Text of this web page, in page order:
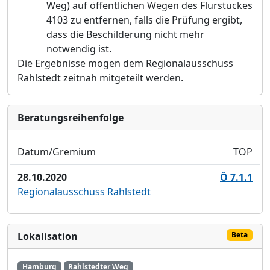
Weg) auf öffentlichen Wegen des Flurstückes
4103zu entfernen, falls die Prüfung ergibt,
dass die Beschilderung nicht mehr
notwendig ist.
Die Ergebnisse mögen dem Regionalausschuss
Rahlstedtzeitnah mitgeteilt werden.
Bera­tungs­reihen­folge
Datum/Gremium
TOP
28.10.2020
Ö 7.1.1
Regionalausschuss Rahlstedt
Lokalisation Beta
Hamburg Rahlstedter Weg